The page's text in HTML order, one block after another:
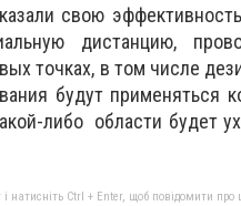
свою
дистанцию,
точках, в том числе
будут применяться
либо области будет
натисніть Ctrl + Enter, щоб повідомити про